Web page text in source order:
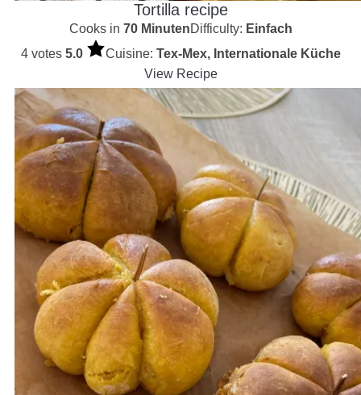
Tortilla recipe
Cooks in 70 MinutenDifficulty: Einfach
4 votes 5.0 Cuisine: Tex-Mex, Internationale Küche
View Recipe